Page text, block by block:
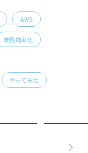
AWS
業務効率化
やってみた